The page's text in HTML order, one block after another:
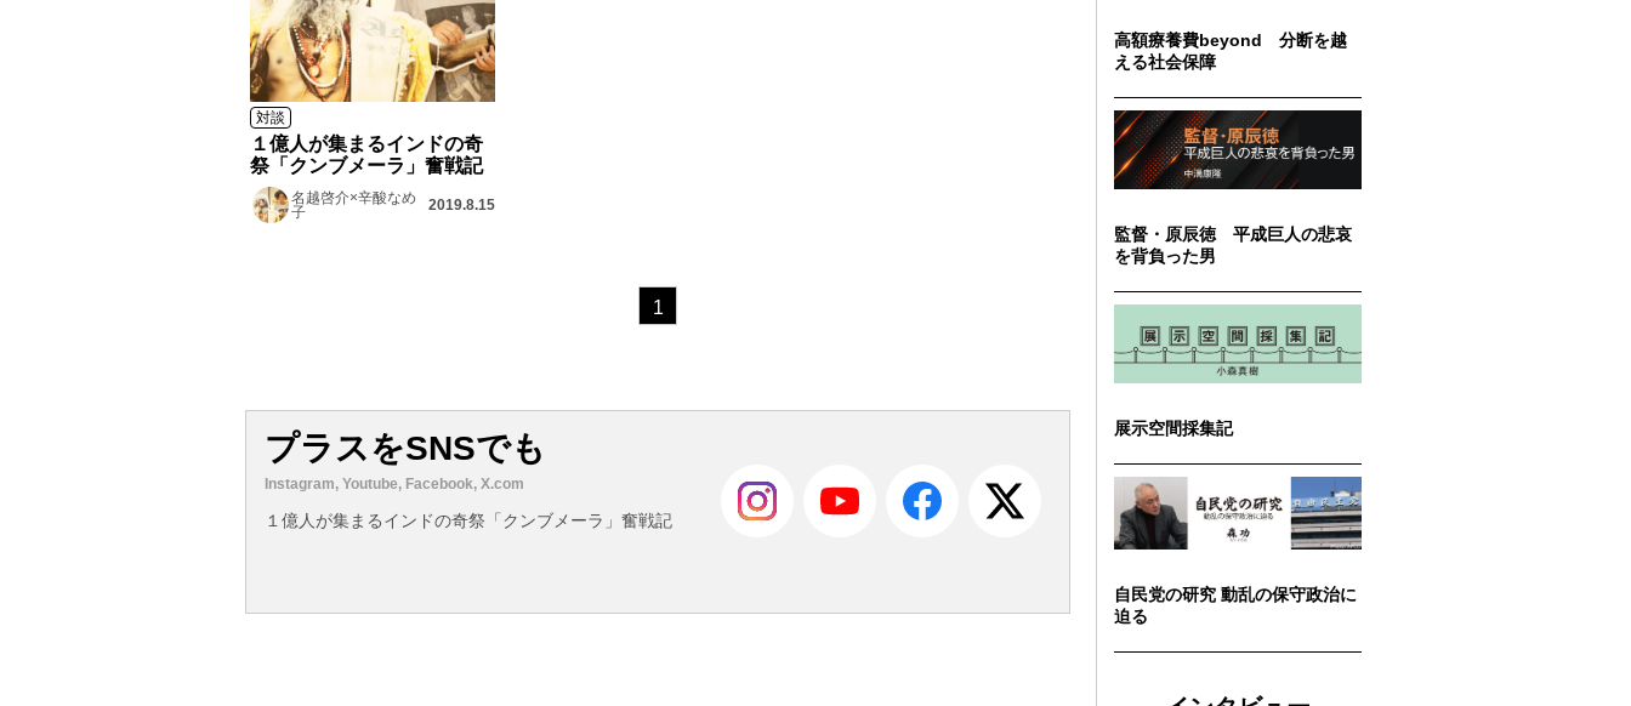
対談
１億人が集まるインドの奇
祭「クンブメーラ」奮戦記
名越啓介×辛酸なめ
子
2019.8.15
1
プラスをSNSでも
Instagram, Youtube, Facebook, X.com
１億人が集まるインドの奇祭「クンブメーラ」奮戦記
高額療養費beyond 分断を越
える社会保障
監督・原辰徳 平成巨人の悲哀
を背負った男
展示空間採集記
自民党の研究 動乱の保守政治に
迫る